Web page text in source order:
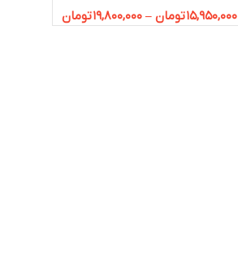
15,950,000تومان –
19,800,000تومان